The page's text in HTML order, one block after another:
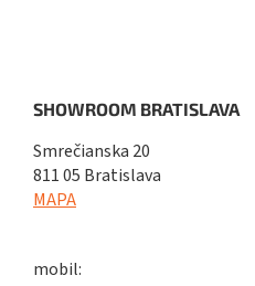
SHOWROOM BRATISLAVA
Smrečianska 20
811 05 Bratislava
MAPA
mobil: